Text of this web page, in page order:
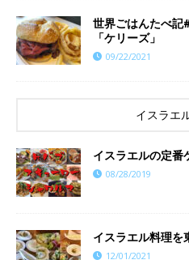
世界ごはんたべ記
「ケリーズ」
09/22/2021
イスラエ
イスラエルの定番
08/28/2019
イスラエル料理を
12/01/2021